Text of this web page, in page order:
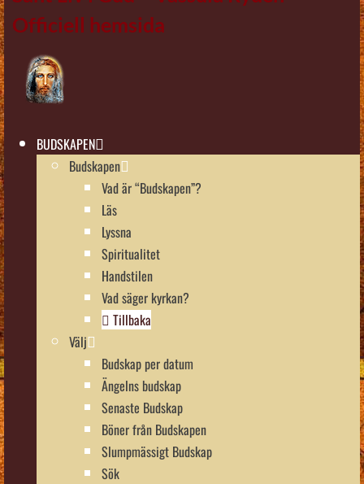
Officiell hemsida
BUDSKAPEN
Budskapen
Vad är “Budskapen”?
Läs
Lyssna
Spiritualitet
Handstilen
Vad säger kyrkan?
Tillbaka
Välj
Budskap per datum
Ängelns budskap
Senaste Budskap
Böner från Budskapen
Slumpmässigt Budskap
Sök